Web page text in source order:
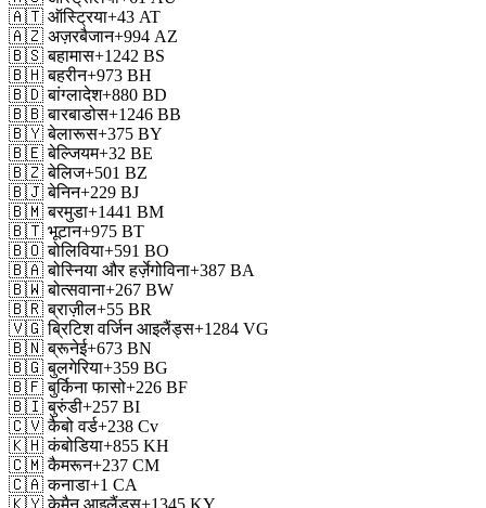
🇦🇹 ऑस्ट्रिया+43 AT
🇦🇿 अज़रबैजान+994 AZ
🇧🇸 बहामास+1242 BS
🇧🇭 बहरीन+973 BH
🇧🇩 बांग्लादेश+880 BD
🇧🇧 बारबाडोस+1246 BB
🇧🇾 बेलारूस+375 BY
🇧🇪 बेल्जियम+32 BE
🇧🇿 बेलिज+501 BZ
🇧🇯 बेनिन+229 BJ
🇧🇲 बरमुडा+1441 BM
🇧🇹 भूटान+975 BT
🇧🇴 बोलिविया+591 BO
🇧🇦 बोस्निया और हर्ज़ेगोविना+387 BA
🇧🇼 बोत्सवाना+267 BW
🇧🇷 ब्राज़ील+55 BR
🇻🇬 ब्रिटिश वर्जिन आइलैंड्स+1284 VG
🇧🇳 ब्रूनेई+673 BN
🇧🇬 बुलगेरिया+359 BG
🇧🇫 बुर्किना फासो+226 BF
🇧🇮 बुरुंडी+257 BI
🇨🇻 कैबो वर्ड+238 Cv
🇰🇭 कंबोडिया+855 KH
🇨🇲 कैमरून+237 CM
🇨🇦 कनाडा+1 CA